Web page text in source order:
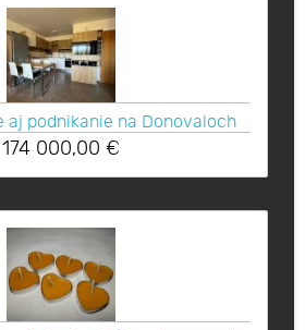
aj podnikanie na Donovaloch
174 000,00 €